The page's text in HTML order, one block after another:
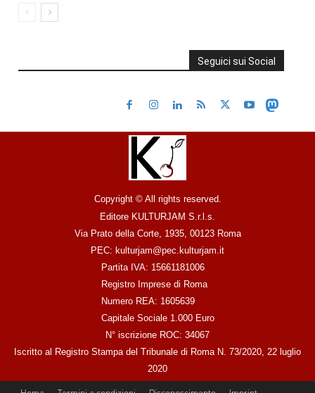
Seguici sui Social
Copyright © All rights reserved.
Editore KULTURJAM S.r.l.s.
Via Prato della Corte, 1935, 00123 Roma
PEC: kulturjam@pec.kulturjam.it
Partita IVA: 15661181006
Registro Imprese di Roma
Numero REA: 1605639
Capitale Sociale 1.000 Euro
N° iscrizione ROC: 34067
Iscritto al Registro Stampa del Tribunale di Roma N. 73/2020, 22 luglio
2020